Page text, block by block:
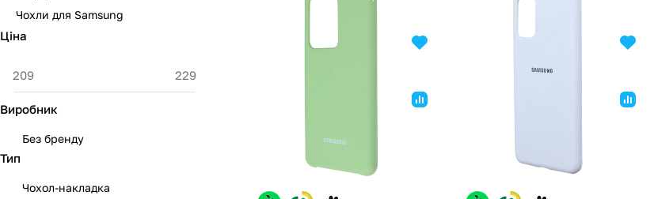
Чохли для Samsung
Ціна
Виробник
Без бренду
Тип
Чохол-накладка